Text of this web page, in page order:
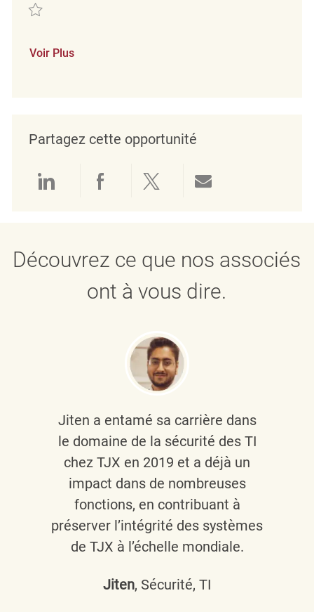
Sauvegarder Sicherheitsmitarbeiter Detektiv / Ladendetektiv (m/w/d)
Voir Plus
Partagez cette opportunité
Partager via LinkedIn
Partager via Facebook
Partager via twitter
Découvrez ce que nos associés
ont à vous dire.
Jiten a entamé sa carrière dans
le domaine de la sécurité des TI
chez TJX en 2019 et a déjà un
impact dans de nombreuses
fonctions, en contribuant à
préserver l’intégrité des systèmes
de TJX à l’échelle mondiale.
Jiten, Sécurité, TI